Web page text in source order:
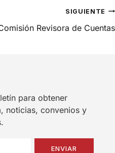
SIGUIENTE
Revisora de Cuentas
para obtener
noticias, convenios y
ENVIAR